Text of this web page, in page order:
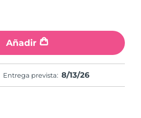
Añadir
Entrega prevista: 8/13/26